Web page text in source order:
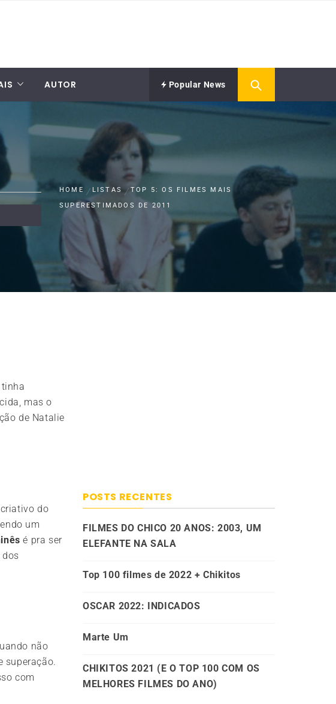
AUTOR Popular News
HOME LISTAS
TOP 5: OS FILMES MAIS
SUPERESTIMADOS DE 2011
tinha
mas o
de Natalie
do
um
é pra ser
não
superação.
com
POSTS RECENTES
FILMES DO CHICO 20 ANOS: 2003, UM
ELEFANTE NA SALA
Top 100 filmes de 2022 + Chikitos
OSCAR 2022: INDICADOS
Marte Um
CHIKITOS 2021 (E O TOP 100 COM OS
MELHORES FILMES DO ANO)